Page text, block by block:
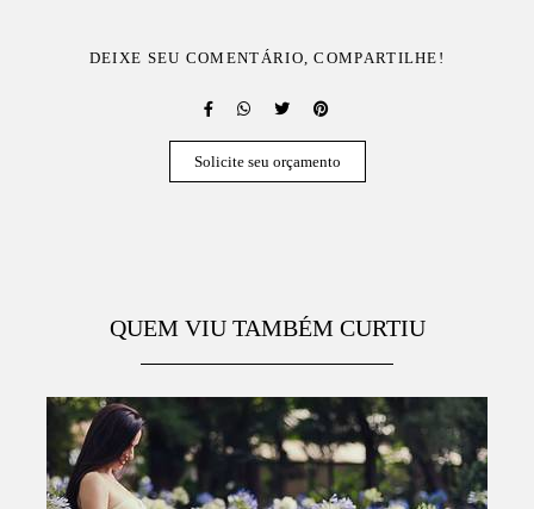
DEIXE SEU COMENTÁRIO, COMPARTILHE!
Solicite seu orçamento
QUEM VIU TAMBÉM CURTIU